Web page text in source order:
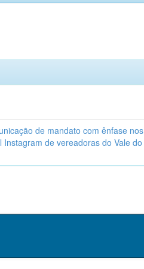
de mandato com ênfase nos
de vereadoras do Vale do